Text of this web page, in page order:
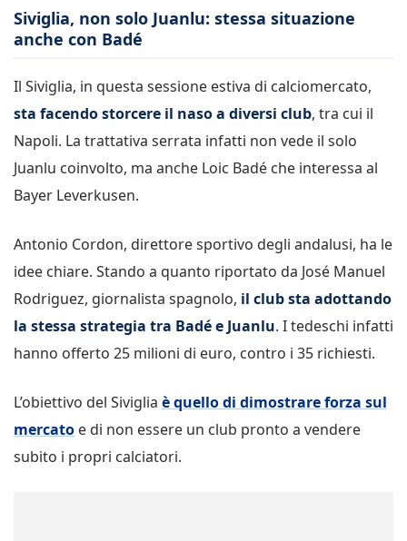
Siviglia, non solo Juanlu: stessa situazione
anche con Badé
Il Siviglia, in questa sessione estiva di calciomercato,
sta facendo storcere il naso a diversi club, tra cui il
Napoli. La trattativa serrata infatti non vede il solo
Juanlu coinvolto, ma anche Loic Badé che interessa al
Bayer Leverkusen.
Antonio Cordon, direttore sportivo degli andalusi, ha le
idee chiare. Stando a quanto riportato da José Manuel
Rodriguez, giornalista spagnolo, il club sta adottando
la stessa strategia tra Badé e Juanlu. I tedeschi infatti
hanno offerto 25 milioni di euro, contro i 35 richiesti.
L’obiettivo del Siviglia è quello di dimostrare forza sul
mercato e di non essere un club pronto a vendere
subito i propri calciatori.